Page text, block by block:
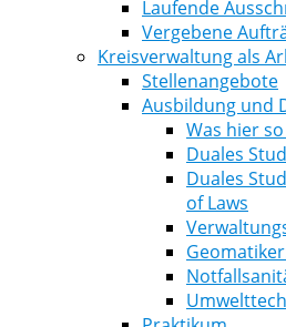
Laufende
Vergebene
Kreisverwaltung als
Stellenangebote
Ausbildung und
Was hier
Duales
Duales
of Laws